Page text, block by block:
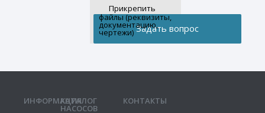
Прикрепить
файлы (реквизиты,
документацию,
чертежи)
КОНТАКТЫ
ИНФОРМАЦИЯ
КАТАЛОГ
НАСОСОВ